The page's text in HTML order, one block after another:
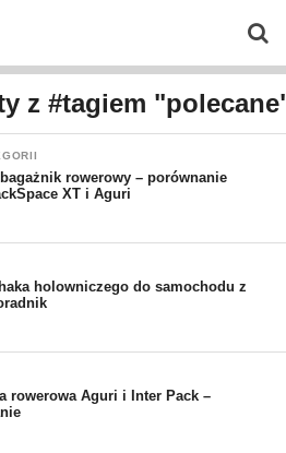
z #tagiem
rowerowy – porównanie
XT i Aguri
holowniczego do samochodu z
rowerowa Aguri i Inter Pack –